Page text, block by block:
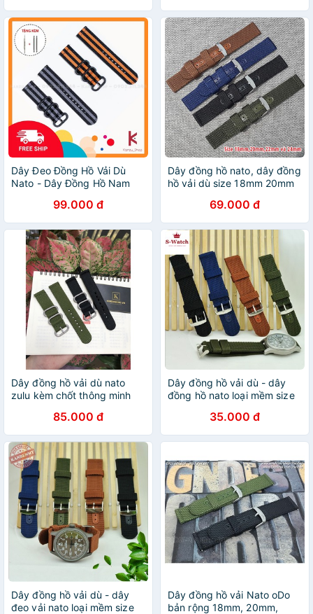
Dây Đeo Đồng Hồ Vải Dù
Nato - Dây Đồng Hồ Nam
99.000 đ
Dây đồng hồ nato, dây đồng
hồ vải dù size 18mm 20mm
69.000 đ
Dây đồng hồ vải dù nato
zulu kèm chốt thông minh
85.000 đ
Dây đồng hồ vải dù - dây
đồng hồ nato loại mềm size
35.000 đ
Dây đồng hồ vải dù - dây
đeo vải nato loại mềm size
Dây đồng hồ vải Nato oDo
bản rộng 18mm, 20mm,